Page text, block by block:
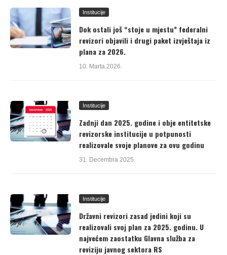
Institucije
Dok ostali još “stoje u mjestu” federalni
revizori objavili i drugi paket izvještaja iz
plana za 2026.
10. Marta 2026.
Institucije
Zadnji dan 2025. godine i obje entitetske
revizorske institucije u potpunosti
realizovale svoje planove za ovu godinu
31. Decembra 2025.
Institucije
Državni revizori zasad jedini koji su
realizovali svoj plan za 2025. godinu. U
najvećem zaostatku Glavna služba za
reviziju javnog sektora RS